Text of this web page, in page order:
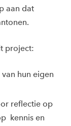
aan dat
project:
hun eigen
reflectie op
kennis en